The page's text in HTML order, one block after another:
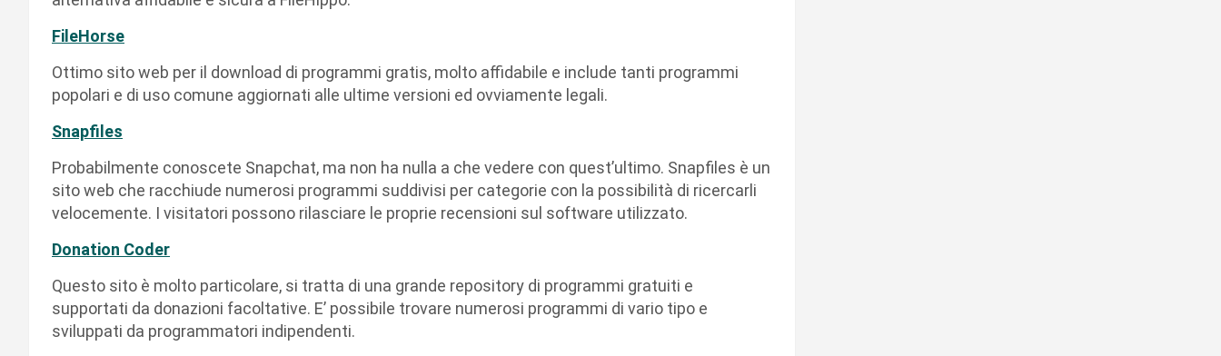
FileHorse
Ottimo sito web per il download di programmi gratis, molto affidabile e include tanti programmi
popolari e di uso comune aggiornati alle ultime versioni ed ovviamente legali.
Snapfiles
Probabilmente conoscete Snapchat, ma non ha nulla a che vedere con quest’ultimo. Snapfiles è un
sito web che racchiude numerosi programmi suddivisi per categorie con la possibilità di ricercarli
velocemente. I visitatori possono rilasciare le proprie recensioni sul software utilizzato.
Donation Coder
Questo sito è molto particolare, si tratta di una grande repository di programmi gratuiti e
supportati da donazioni facoltative. E’ possibile trovare numerosi programmi di vario tipo e
sviluppati da programmatori indipendenti.